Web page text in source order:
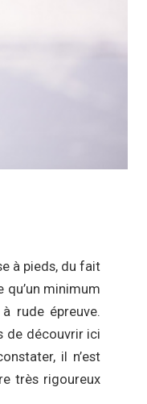
à pieds, du fait
qu’un minimum
rude épreuve.
de découvrir ici
il n’est
très rigoureux